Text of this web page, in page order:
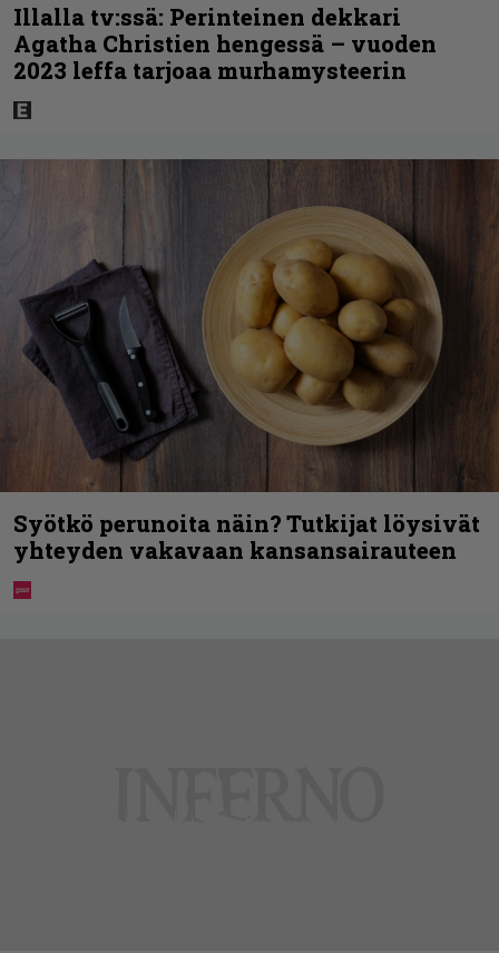
Illalla tv:ssä: Perinteinen dekkari
Agatha Christien hengessä – vuoden
2023 leffa tarjoaa murhamysteerin
Syötkö perunoita näin? Tutkijat löysivät
yhteyden vakavaan kansansairauteen